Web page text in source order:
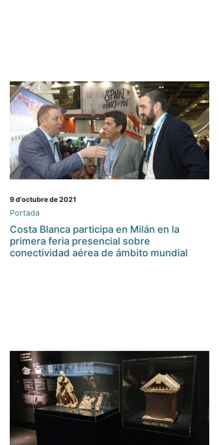
9 d'octubre de 2021
Portada
Costa Blanca participa en Milán en la
primera feria presencial sobre
conectividad aérea de ámbito mundial